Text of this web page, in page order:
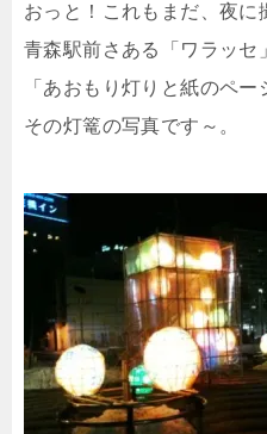
おっと！これもまだ、夜
青森駅前さある「ワラッセ
「あおもり灯りと紙のペー
その灯篭の写真です～。